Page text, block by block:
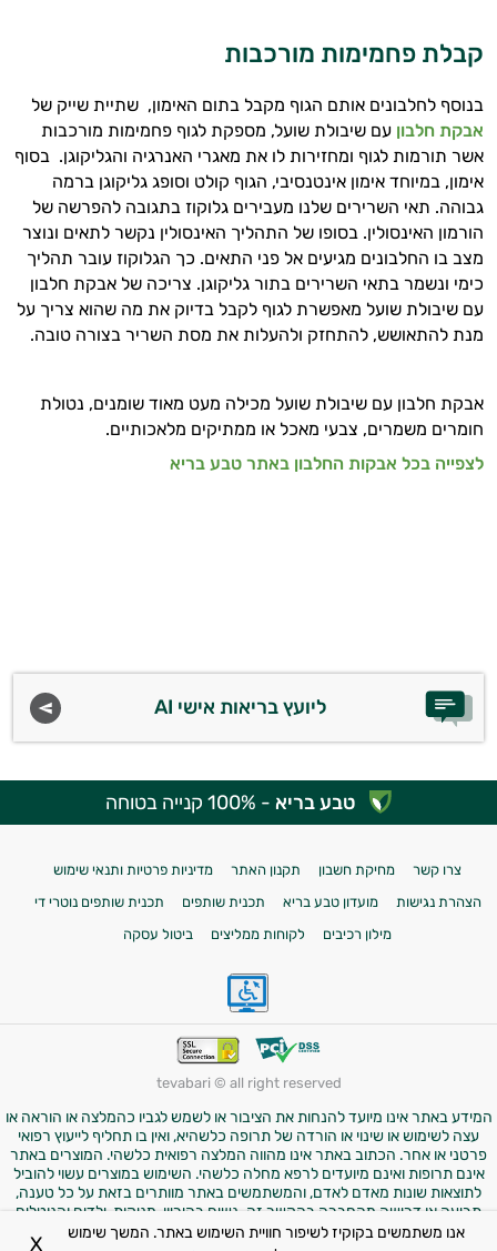
קבלת פחמימות מורכבות
בנוסף לחלבונים אותם הגוף מקבל בתום האימון, שתיית שייק של
אבקת חלבון עם שיבולת שועל, מספקת לגוף פחמימות מורכבות
אשר תורמות לגוף ומחזירות לו את מאגרי האנרגיה והגליקוגן. בסוף
אימון, במיוחד אימון אינטנסיבי, הגוף קולט וסופג גליקוגן ברמה
גבוהה. תאי השרירים שלנו מעבירים גלוקוז בתגובה להפרשה של
הורמון האינסולין. בסופו של התהליך האינסולין נקשר לתאים ונוצר
מצב בו החלבונים מגיעים אל פני התאים. כך הגלוקוז עובר תהליך
כימי ונשמר בתאי השרירים בתור גליקוגן. צריכה של אבקת חלבון
עם שיבולת שועל מאפשרת לגוף לקבל בדיוק את מה שהוא צריך על
מנת להתאושש, להתחזק ולהעלות את מסת השריר בצורה טובה.
אבקת חלבון עם שיבולת שועל מכילה מעט מאוד שומנים, נטולת
חומרים משמרים, צבעי מאכל או ממתיקים מלאכותיים.
לצפייה בכל אבקות החלבון באתר טבע בריא
ליועץ בריאות אישי AI
טבע בריא - 100% קנייה בטוחה
צרו קשר מחיקת חשבון תקנון האתר
מדיניות פרטיות ותנאי שימוש
הצהרת נגישות
מועדון טבע בריא תכנית שותפים
תכנית שותפים נוטרי די
מילון רכיבים
לקוחות ממליצים ביטול עסקה
tevabari © all right reserved
המידע באתר אינו מיועד להנחות את הציבור או לשמש לגביו כהמלצה או הוראה או
עצה לשימוש או שינוי או הורדה של תרופה כלשהיא, ואין בו תחליף לייעוץ רפואי
פרטני או אחר. הכתוב באתר אינו מהווה המלצה רפואית כלשהי. המוצרים באתר
אינם תרופות ואינם מיועדים לרפא מחלה כלשהי. השימוש במוצרים עשוי להוביל
לתוצאות שונות מאדם לאדם, והמשתמשים באתר מוותרים בזאת על כל טענה,
תביעה או דרישה מהחברה בהקשר זה. נשים בהיריון, מניקות, ילדים והנוטלים
תרופות מרשם – יש להיוועץ ברופא לפני השימוש במוצרים. התמונות באתר הן
אנו משתמשים בקוקיז לשיפור חוויית השימוש באתר. המשך שימוש
X